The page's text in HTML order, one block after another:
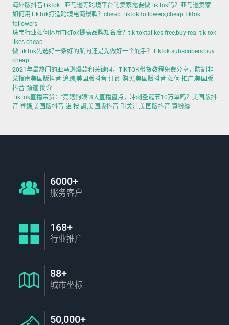
海外版抖音Tiktok | 亚马逊等跨境平台的卖家需要做TikTok吗？亚马逊卖家
如何用TikTok打造跨境电商爆款？cheap Tiktok followers,cheap tiktok
followers
珠宝行业如何体用TikTok提高品牌知名度？tik toktalikes free,buy real tik tok
likes cheap
做TikTok先选好一条好的航向还是先做好一个舵手？Tiktok subscribers buy
cheap
2021年最热门的亚马逊爆款和关键词，TIKTOK带货教程免费分享，防割韭
菜指南美国版抖音 追踪,美国版抖音 订阅 购买,美国版抖音 如何 推广,美国版
抖音 頻道 簡介
TikTok直播带货：“亮瞎狗眼”8大直播盘点，冲刺圣诞节10万单吗？美国版抖
音 登錄,美国版抖音 誰 按 讚,美国版抖音 引关注,美国版抖音 買粉絲
6000+
服务客户
168+
行业推广
88+
城市坐标
50,000+